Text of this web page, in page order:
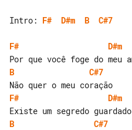
Intro: F# D#m B C#7
F#
D#m
B
C#7
F#
D#m
B
C#7